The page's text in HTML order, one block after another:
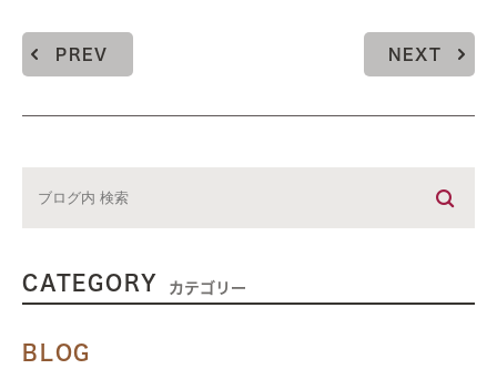
PREV NEXT
CATEGORY カテゴリー
BLOG